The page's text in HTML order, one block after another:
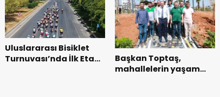
Uluslararası Bisiklet
Turnuvası’nda İlk Etap
Başkan Toptaş,
mahallelerin yaşam